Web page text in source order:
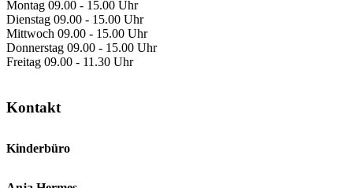
Montag 09.00 - 15.00 Uhr
Dienstag 09.00 - 15.00 Uhr
Mittwoch 09.00 - 15.00 Uhr
Donnerstag 09.00 - 15.00 Uhr
Freitag 09.00 - 11.30 Uhr
Kontakt
Kinderbüro